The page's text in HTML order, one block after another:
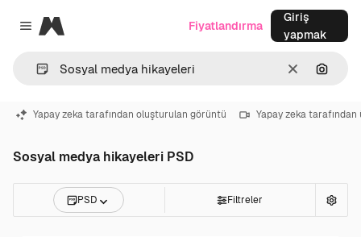
Close menu
Magnific
Temizlemek
Fiyatlandırma
Giriş
yapmak
Yapay zeka tarafından oluşturulan görüntü Yapay zeka
Sosyal medya hikayeleri PSD
PSD Filtreler